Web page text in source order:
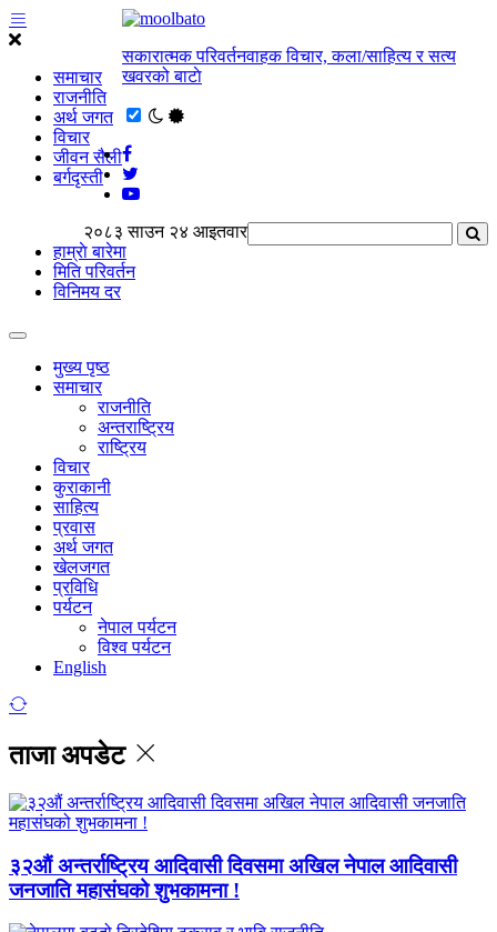
समाचार
राजनीति
अर्थ जगत
विचार
जीवन सैली
बर्गदृस्ती
सकारात्मक परिवर्तनवाहक विचार, कला/साहित्य र सत्य
खवरको बाटाे
२०८३ साउन २४ आइतवार
हाम्राे बारेमा
मिति परिवर्तन
विनिमय दर
मुख्य पृष्ठ
समाचार
राजनीति
अन्तराष्ट्रिय
राष्ट्रिय
विचार
कुराकानी
साहित्य
प्रवास
अर्थ जगत
खेलजगत
प्रविधि
पर्यटन
नेपाल पर्यटन
विश्व पर्यटन
English
ताजा अपडेट
३२औं अन्तर्राष्ट्रिय आदिवासी दिवसमा अखिल नेपाल आदिवासी
जनजाति महासंघको शुभकामना !